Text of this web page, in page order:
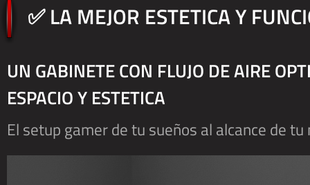
✅ LA MEJOR ESTETICA Y
UN GABINETE CON FLUJO DE AIRE
ESPACIO Y ESTETICA
El setup gamer de tu sueños al alcance de tu